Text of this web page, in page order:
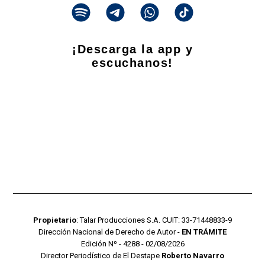
¡Descarga la app y
escuchanos!
Propietario: Talar Producciones S.A. CUIT: 33-71448833-9
Dirección Nacional de Derecho de Autor - EN TRÁMITE
Edición Nº - 4288 - 02/08/2026
Director Periodístico de El Destape Roberto Navarro